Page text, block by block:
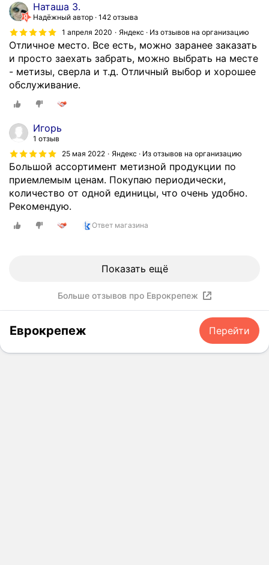
Наташа З.
Надёжный автор 142 отзыва
1 апреля 2020
Яндекс · Из отзывов на организацию
Отличное место. Все есть, можно заранее заказать
и просто заехать забрать, можно выбрать на месте
- метизы, сверла и т.д. Отличный выбор и хорошее
обслуживание.
Игорь
1 отзыв
25 мая 2022
Яндекс · Из отзывов на организацию
Большой ассортимент метизной продукции по
приемлемым ценам. Покупаю периодически,
количество от одной единицы, что очень удобно.
Рекомендую.
Ответ магазина
Показать ещё
Больше отзывов про Еврокрепеж
Еврокрепеж Перейти